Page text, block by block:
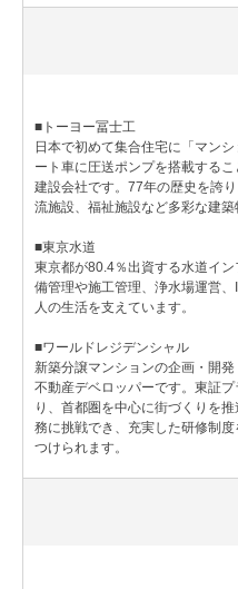
■トーヨー冨士工
日本で初めて集合住宅に「マン
ート車に圧送ポンプを搭載する
建設会社です。77年の歴史を誇
流施設、福祉施設など多彩な建築
■東京水道
東京都が80.4％出資する水道イ
備管理や施工管理、浄水場運営
人の生活を支えています。
■ワールドレジデンシャル
新築分譲マンションの企画・開
不動産デベロッパーです。東証
り、首都圏を中心に街づくりを
務に挑戦でき、充実した研修制
つけられます。